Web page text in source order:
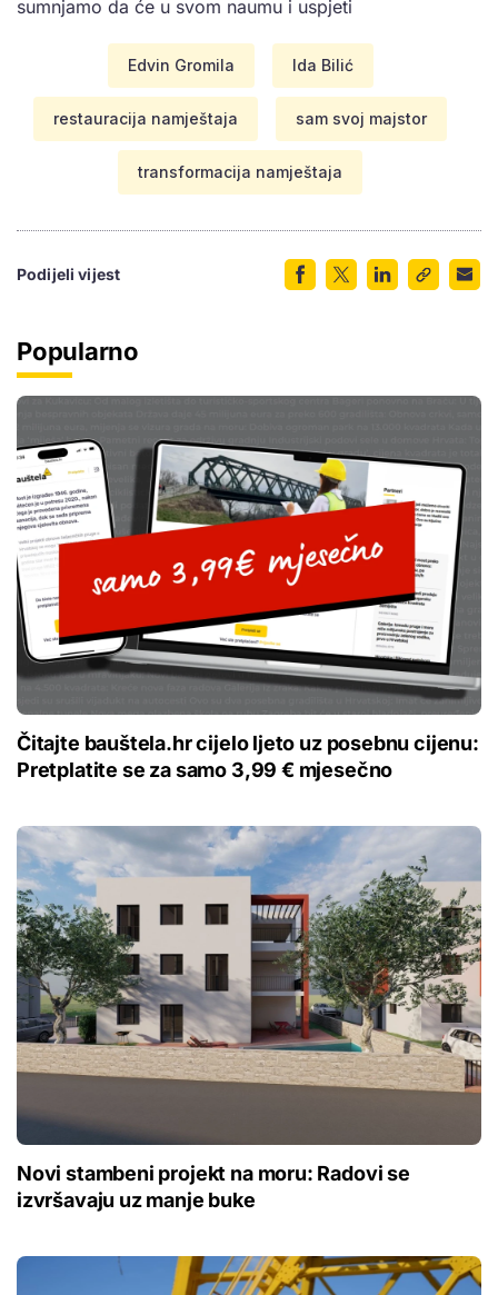
sumnjamo da će u svom naumu i uspjeti
Edvin Gromila Ida Bilić
restauracija namještaja sam svoj majstor
transformacija namještaja
Podijeli vijest
Popularno
Čitajte bauštela.hr cijelo ljeto uz posebnu cijenu:
Pretplatite se za samo 3,99 € mjesečno
Novi stambeni projekt na moru: Radovi se
izvršavaju uz manje buke